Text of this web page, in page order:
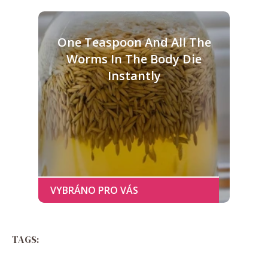
One Teaspoon And All The
Worms In The Body Die
Instantly
TAGS: